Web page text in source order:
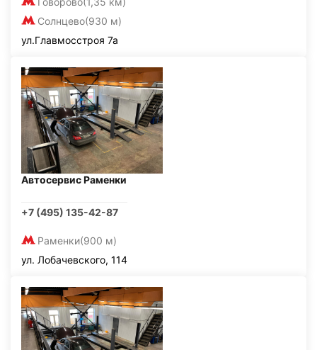
Солнцево(930 м)
ул.Главмосстроя 7а
Автосервис Раменки
+7 (495) 135-42-87
Раменки(900 м)
ул. Лобачевского, 114